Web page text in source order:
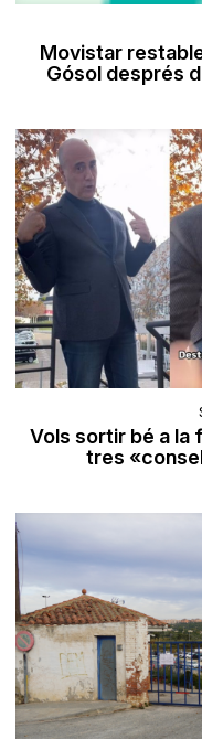
Movistar
Gósol després
Vols sortir bé a la
tres